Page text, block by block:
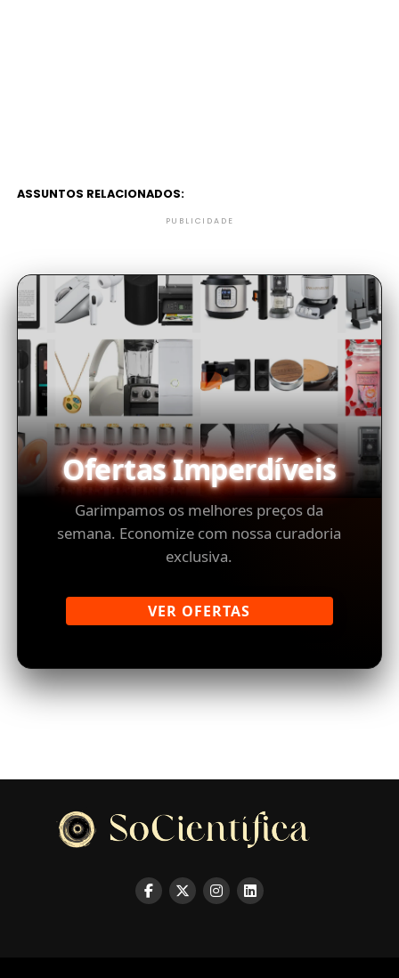
ASSUNTOS RELACIONADOS:
PUBLICIDADE
Ofertas Imperdíveis
Garimpamos os melhores preços da
semana. Economize com nossa curadoria
exclusiva.
VER OFERTAS